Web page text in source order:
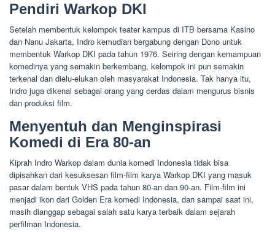
Pendiri Warkop DKI
Setelah membentuk kelompok teater kampus di ITB bersama Kasino
dan Nanu Jakarta, Indro kemudian bergabung dengan Dono untuk
membentuk Warkop DKI pada tahun 1976. Seiring dengan kemampuan
komedinya yang semakin berkembang, kelompok ini pun semakin
terkenal dan dielu-elukan oleh masyarakat Indonesia. Tak hanya itu,
Indro juga dikenal sebagai orang yang cerdas dalam mengurus bisnis
dan produksi film.
Menyentuh dan Menginspirasi
Komedi di Era 80-an
Kiprah Indro Warkop dalam dunia komedi Indonesia tidak bisa
dipisahkan dari kesuksesan film-film karya Warkop DKI yang masuk
pasar dalam bentuk VHS pada tahun 80-an dan 90-an. Film-film ini
menjadi ikon dari Golden Era komedi Indonesia, dan sampai saat ini,
masih dianggap sebagai salah satu karya terbaik dalam sejarah
perfilman Indonesia.